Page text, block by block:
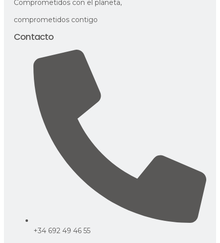
Comprometidos con el planeta,
comprometidos contigo
Contacto
+34 692 49 46 55